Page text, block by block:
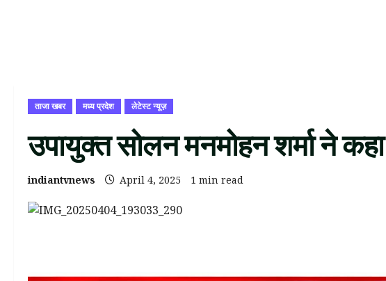
ताजा खबर मध्य प्रदेश लेटेस्ट न्यूज़
उपायुक्त सोलन मनमोहन शर्मा ने कहा
indiantvnews April 4, 2025 1 min read